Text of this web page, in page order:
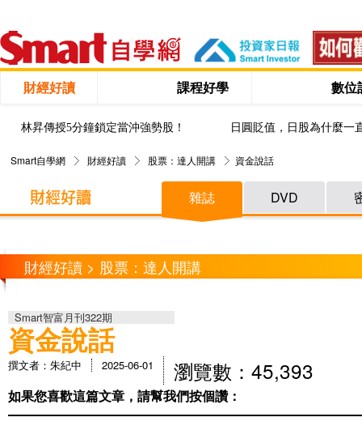
財經好讀 課程好學 數位
林昇傳授5分鐘鎖定當沖強勢股！ 日圓貶值，日股為什麼一
Smart自學網 財經好讀 股票：達人開講 資金說話
雜誌 DVD
財經好讀 > 股票：達人開講
Smart智富月刊322期
資金說話
撰文者：朱紀中 2025-06-01 瀏覽數：45,393
如果您喜歡這篇文章，請幫我們按個讚：